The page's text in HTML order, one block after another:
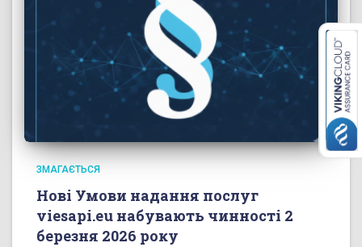
ЗМАГАЄТЬСЯ
Нові Умови надання послуг
viesapi.eu набувають чинності 2
березня 2026 року